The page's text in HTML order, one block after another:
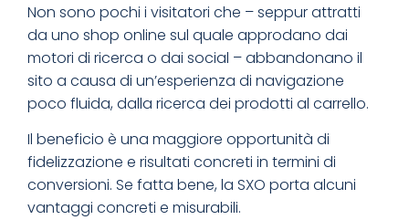
Non sono pochi i visitatori che – seppur attratti
da uno shop online sul quale approdano dai
motori di ricerca o dai social – abbandonano il
sito a causa di un’esperienza di navigazione
poco fluida, dalla ricerca dei prodotti al carrello.
Il beneficio è una maggiore opportunità di
fidelizzazione e risultati concreti in termini di
conversioni. Se fatta bene, la SXO porta alcuni
vantaggi concreti e misurabili.